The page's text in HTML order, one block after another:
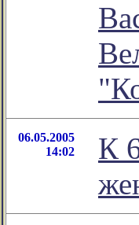
06.05.2005
14:02
К